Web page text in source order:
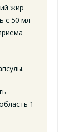
жир
с 50 мл
1